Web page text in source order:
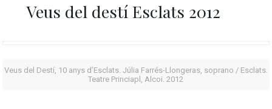
Veus del destí Esclats 2012
Veus del Destí, 10 anys d’Esclats. Júlia Farrés-Llongeras, soprano / Esclats.
Teatre Princiapl, Alcoi. 2012